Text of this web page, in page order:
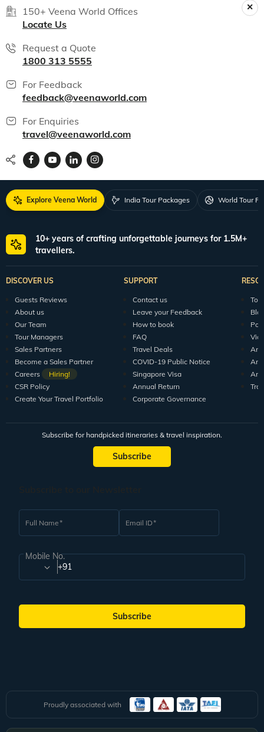
150+ Veena World Offices
Locate Us
Request a Quote
1800 313 5555
For Feedback
feedback@veenaworld.com
For Enquiries
travel@veenaworld.com
Explore Veena World India Tour Packages World Tour
10+ years of crafting unforgettable journeys for 1.5M+
travellers.
DISCOVER US
Guests Reviews
About us
Our Team
Tour Managers
Sales Partners
Become a Sales Partner
Careers
Hiring!
CSR Policy
Create Your Travel Portfolio
SUPPORT
Contact us
Leave your Feedback
How to book
FAQ
Travel Deals
COVID-19 Public Notice
Singapore Visa
Annual Return
Corporate Governance
Subscribe for handpicked itineraries & travel inspiration.
Subscribe
Full Name Email ID
Mobile No.
+91
Subscribe
Proudly associated with